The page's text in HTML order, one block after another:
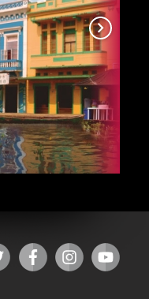
COMPARTIR